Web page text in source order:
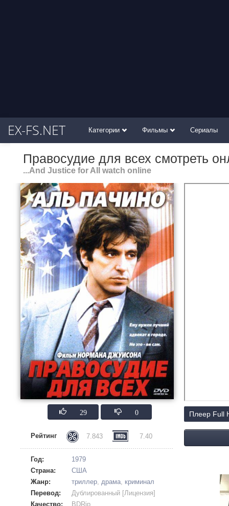
EX-FS.NET Категории Фильмы Сериалы
Правосудие для всех смотреть
...And Justice for All watch online
29 0
Рейтинг 7.843 7.40
Год:
1979
Страна:
США
Жанр:
триллер, драма, криминал
Перевод:
Дублированный [Лицензия]
Качество:
BDRip
Плеер Full